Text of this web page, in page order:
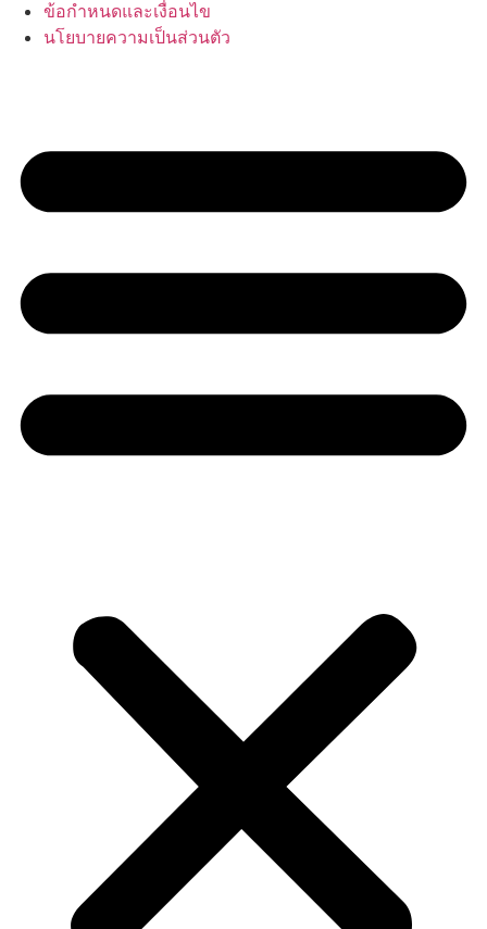
ข้อกำหนดและเงื่อนไข
นโยบายความเป็นส่วนตัว